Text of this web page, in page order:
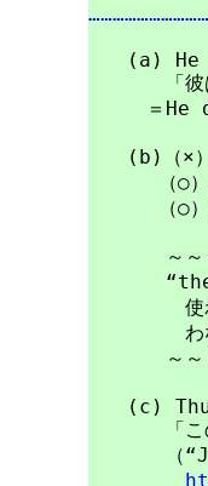
(a) He
「彼は２
＝He
(b)（×
（○）He
（○）
～～～～
“the age
使われる
わな
～～～～
(c)
「このよ
（“Jane